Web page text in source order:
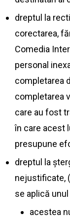
dreptul la
corectarea,
Comedia
personal
completarea
completarea
care au fost
în care acest
presupune
dreptul la
nejustificate,
se aplică
acestea